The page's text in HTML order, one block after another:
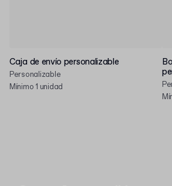
Caja de envío personalizable
Personalizable
Mínimo 1 unidad